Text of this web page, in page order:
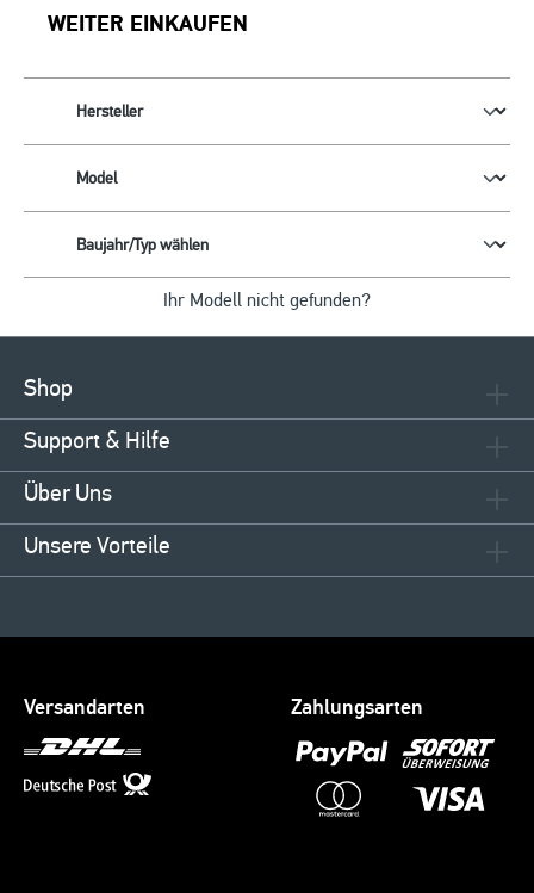
WEITER EINKAUFEN
Ihr Modell nicht gefunden?
Shop
Support & Hilfe
Über Uns
Unsere Vorteile
Versandarten Zahlungsarten